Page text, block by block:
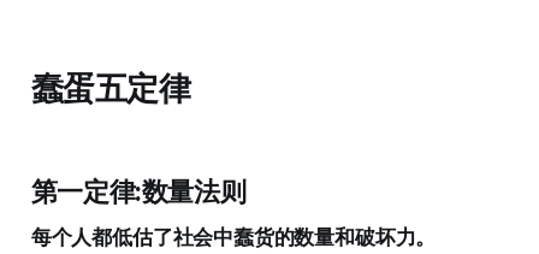
蠢蛋五定律
第一定律:数量法则
每个人都低估了社会中蠢货的数量和破坏力。